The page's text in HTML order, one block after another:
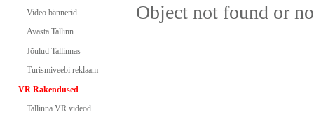
Video bännerid
Avasta Tallinn
Jõulud Tallinnas
Turismiveebi reklaam
VR Rakendused
Tallinna VR videod
Object not found or